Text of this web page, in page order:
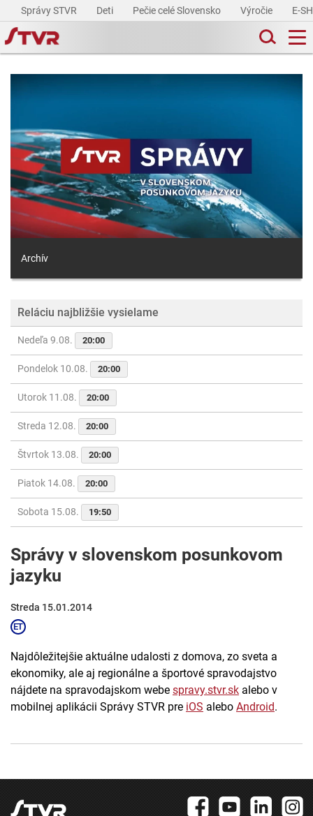
Správy STVR Deti Pečie celé Slovensko Výročie E-
Archív
Reláciu najbližšie vysielame
Nedeľa 9.08. 20:00
Pondelok 10.08. 20:00
Utorok 11.08. 20:00
Streda 12.08. 20:00
Štvrtok 13.08. 20:00
Piatok 14.08. 20:00
Sobota 15.08. 19:50
Správy v slovenskom posunkovom
jazyku
Streda 15.01.2014
Najdôležitejšie aktuálne udalosti z domova, zo sveta a
ekonomiky, ale aj regionálne a športové spravodajstvo
nájdete na spravodajskom webe spravy.stvr.sk alebo v
mobilnej aplikácii Správy STVR pre iOS alebo Android.